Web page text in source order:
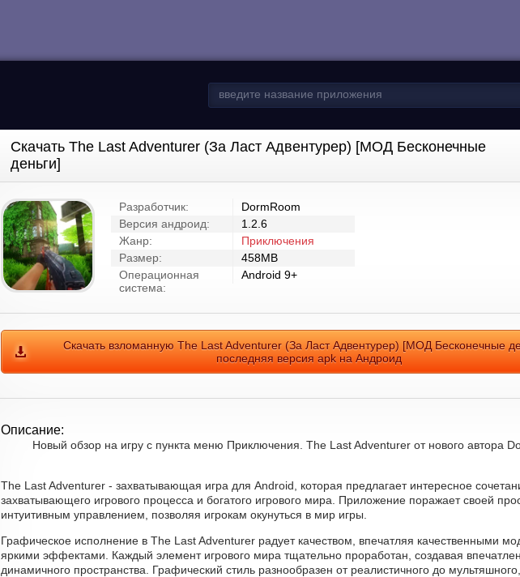
Скачать The Last Adventurer (За Ласт Адвентурер) [МОД Бесконечные
деньги]
Разработчик:
DormRoom
Версия андроид:
1.2.6
Жанр:
Приключения
Размер:
458MB
Операционная
система:
Android 9+
Скачать взломанную The Last Adventurer (За Ласт Адвентурер) [МОД Бесконечные
последняя версия apk на Андроид
Описание:
Новый обзор на игру с пункта меню Приключения. The Last Adventurer от нового автора
The Last Adventurer - захватывающая игра для Android, которая предлагает интересное
захватывающего игрового процесса и богатого игрового мира. Приложение поражает своей
интуитивным управлением, позволяя игрокам окунуться в мир игры.
Графическое исполнение в The Last Adventurer радует качеством, впечатляя качественными
яркими эффектами. Каждый элемент игрового мира тщательно проработан, создавая
динамичного пространства. Графический стиль разнообразен от реалистичного до